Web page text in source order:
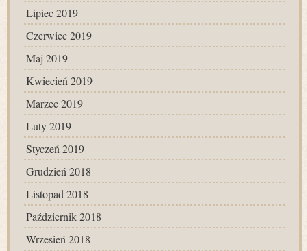
Lipiec 2019
Czerwiec 2019
Maj 2019
Kwiecień 2019
Marzec 2019
Luty 2019
Styczeń 2019
Grudzień 2018
Listopad 2018
Październik 2018
Wrzesień 2018